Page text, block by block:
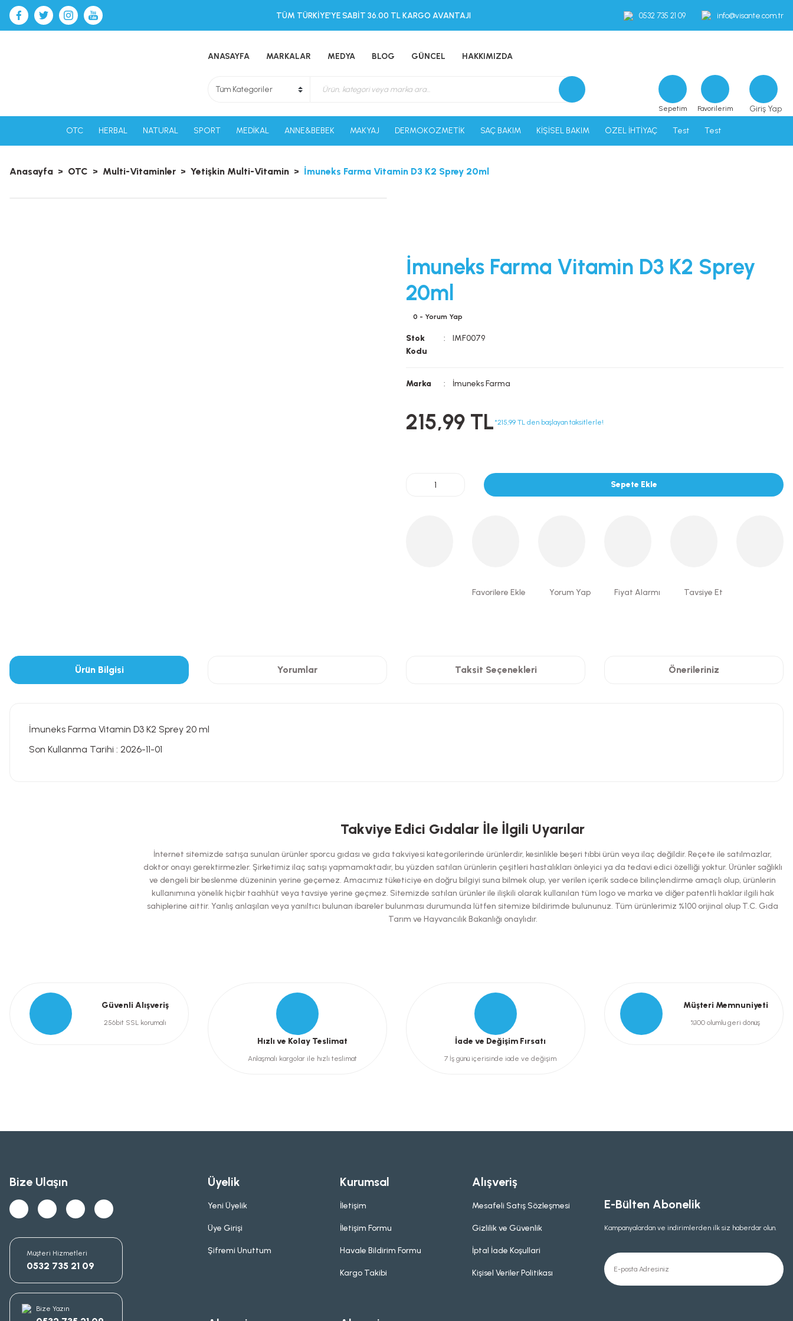
TÜM TÜRKİYE’YE SABİT 36.00 TL KARGO AVANTAJI 0532 735 21 09 info@visante.com.tr
ANASAYFA MARKALAR MEDYA BLOG GÜNCEL HAKKIMIZDA
Sepetim Favorilerim Giriş Yap
OTC HERBAL NATURAL SPORT MEDİKAL ANNE&BEBEK MAKYAJ DERMOKOZMETİK SAÇ BAKIM KİŞİSEL BAKIM ÖZEL İHTİYAÇ Test Test
Anasayfa OTC Multi-Vitaminler Yetişkin Multi-Vitamin İmuneks Farma Vitamin D3 K2 Sprey 20ml
İmuneks Farma Vitamin D3 K2 Sprey
20ml
0 - Yorum Yap
Stok
Kodu
IMF0079
Marka İmuneks Farma
215,99 TL*215,99 TL den başlayan taksitlerle!
Sepete Ekle
Yorum Yap Fiyat Alarmı Tavsiye Et
Ürün Bilgisi Yorumlar Taksit Seçenekleri Önerileriniz
İmuneks Farma Vitamin D3 K2 Sprey 20 ml
Son Kullanma Tarihi : 2026-11-01
Bu ürüne ilk yorumu siz yapın!
Yorum Yaz
Ürün resmi kalitesiz, bozuk veya görüntülenemiyor.
Ürün açıklamasında eksik bilgiler bulunuyor.
Ürün bilgilerinde hatalar bulunuyor.
Ürün fiyatı diğer sitelerden daha pahalı.
Takviye Edici Gıdalar İle İlgili Uyarılar
İnternet sitemizde satışa sunulan ürünler sporcu gıdası ve gıda takviyesi kategorilerinde ürünlerdir, kesinlikle beşeri tıbbi ürün veya ilaç değildir. Reçete ile satılmazlar,
doktor onayı gerektirmezler. Şirketimiz ilaç satışı yapmamaktadır, bu yüzden satılan ürünlerin çeşitleri hastalıkları önleyici ya da tedavi edici özelliği yoktur. Ürünler sağlıklı
ve dengeli bir beslenme düzeninin yerine geçemez. Amacımız tüketiciye en doğru bilgiyi suna bilmek olup, yer verilen içerik sadece bilinçlendirme amaçlı olup, ürünlerin
kullanımına yönelik hiçbir taahhüt veya tavsiye yerine geçmez. Sitemizde satılan ürünler ile ilişkili olarak kullanılan tüm logo ve marka ve diğer patentli haklar ilgili hak
sahiplerine aittir. Yanlış anlaşılan veya yanıltıcı bulunan ibareler bulunması durumunda lütfen sitemize bildirimde bulununuz. Tüm ürünlerimiz %100 orijinal olup T.C. Gıda
Tarım ve Hayvancılık Bakanlığı onaylıdır.
Güvenli Alışveriş
256bit SSL korumalı
Hızlı ve Kolay Teslimat
Anlaşmalı kargolar ile hızlı teslimat
İade ve Değişim Fırsatı
7 İş günü içerisinde iade ve değişim
Müşteri Memnuniyeti
%100 olumlu geri dönüş
Bize Ulaşın
Müşteri Hizmetleri
0532 735 21 09
Bize Yazın
Üyelik
Yeni Üyelik
Üye Girişi
Şifremi Unuttum
Kurumsal
İletişim
İletişim Formu
Havale Bildirim Formu
Kargo Takibi
Alışveriş
Mesafeli Satış Sözleşmesi
Gizlilik ve Güvenlik
İptal İade Koşullari
Kişisel Veriler Politikası
E-Bülten Abonelik
Kampanyalardan ve indirimlerden ilk siz haberdar olun.